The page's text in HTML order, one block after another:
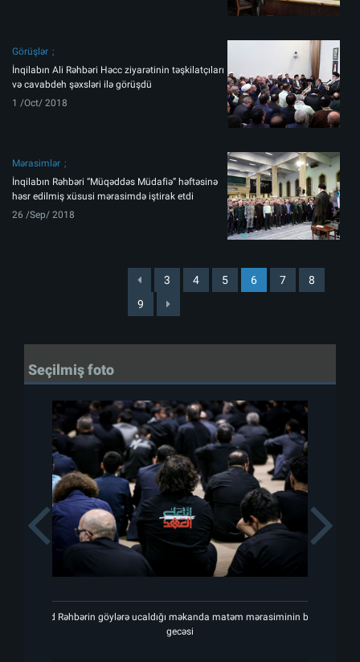
Görüşlər
İnqilabın Ali Rəhbəri Həcc ziyarətinin təşkilatçıları
və cavabdeh şəxsləri ilə görüşdü
1 /Oct/ 2018
Mərasimlər
İnqilabın Rəhbəri “Müqəddəs Müdafiə” həftəsinə
həsr edilmiş xüsusi mərasimdə iştirak etdi
26 /Sep/ 2018
3 4 5 6 7
8
9
Seçilmiş foto
Şəhid Rəhbərin göylərə ucaldığı məkanda matəm mərasiminin birinci
gecəsi
Previous